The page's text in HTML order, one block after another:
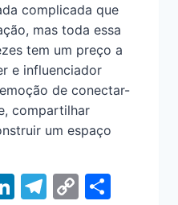
complicada que
mas toda essa
tem um preço a
e influenciador
de conectar-
compartilhar
um espaço
LinkedIn
Telegram
Copy